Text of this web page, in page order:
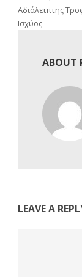
Αδιάλειπτης
Ισχύος
ABOUT
LEAVE A